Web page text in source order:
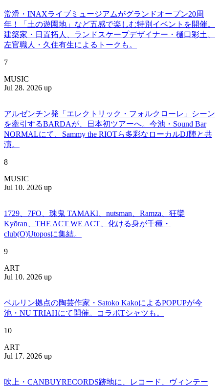
常滑・INAXライブミュージアムがグランドオープン20周
年！「土の遊園地」など五感で楽しむ特別イベントを開催。
建築家・日置拓人、ランドスケープデザイナー・樋口彩土、
左官職人・久住有生によるトークも。
7
MUSIC
Jul 28. 2026 up
アルゼンチン発「エレクトリック・フォルクローレ」シーン
を牽引するBARDAが、日本初ツアーへ。今池・Sound Bar
NORMALにて、Sammy the RIOTら多彩なローカルDJ陣と共
演。
8
MUSIC
Jul 10. 2026 up
1729、7FO、珠鬼 TAMAKI、nutsman、Ramza、狂欒
Kyōran、THE ACT WE ACT、化ける身が千種・
club(O)Utoposに集結。
9
ART
Jul 10. 2026 up
ベルリン拠点の陶芸作家・Satoko KakoによるPOPUPが今
池・NU TRIAHにて開催。コラボTシャツも。
10
ART
Jul 17. 2026 up
吹上・CANBUYRECORDS跡地に、レコード、ヴィンテー